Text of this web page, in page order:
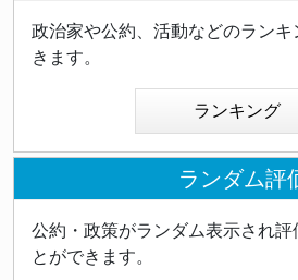
政治家や公約、活動などのラン
きます。
ランキング
ランダム評
公約・政策がランダム表示され評
とができます。